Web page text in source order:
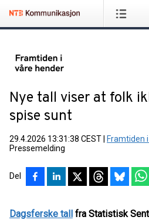
Nye tall viser at folk
spise sunt
29.4.2026 13:31:38 CEST Framtiden
Pressemelding
Del
Dagsferske tall fra Statistisk